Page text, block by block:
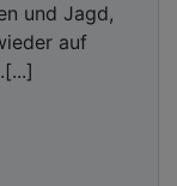
und Jagd,
auf